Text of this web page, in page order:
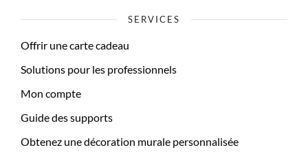
SERVICES
Offrir une carte cadeau
Solutions pour les professionnels
Mon compte
Guide des supports
Obtenez une décoration murale personnalisée